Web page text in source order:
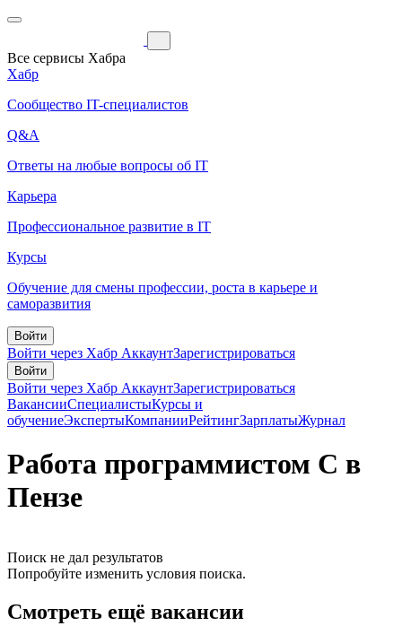
Все сервисы Хабра
Хабр
Сообщество IT-специалистов
Q&A
Ответы на любые вопросы об IT
Карьера
Профессиональное развитие в IT
Курсы
Обучение для смены профессии, роста в карьере и
саморазвития
Войти
Войти через Хабр АккаунтЗарегистрироваться
Войти
Войти через Хабр АккаунтЗарегистрироваться
ВакансииСпециалистыКурсы и
обучениеЭкспертыКомпанииРейтингЗарплатыЖурнал
Работа программистом С в
Пензе
Поиск не дал результатов
Попробуйте изменить условия поиска.
Смотреть ещё вакансии